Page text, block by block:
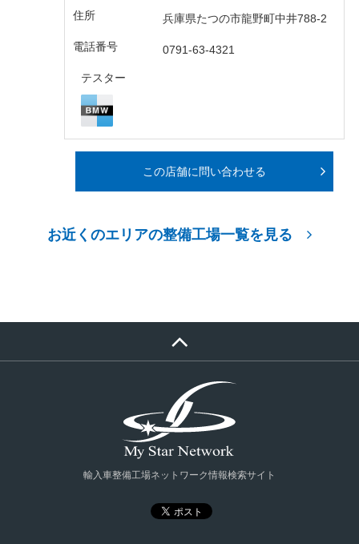
住所 兵庫県たつの市龍野町中井788-2
電話番号 0791-63-4321
テスター
この店舗に問い合わせる
お近くのエリアの整備工場一覧を見る
輸入車整備工場ネットワーク情報検索サイト